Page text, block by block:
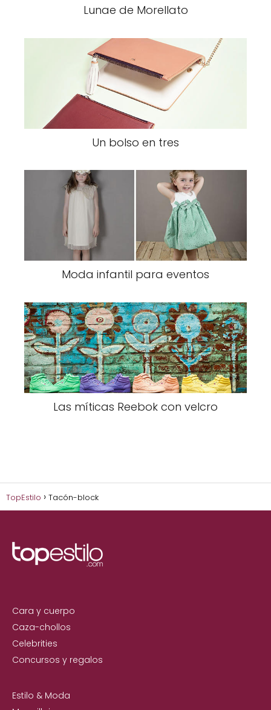
Lunae de Morellato
Un bolso en tres
Moda infantil para eventos
Las míticas Reebok con velcro
TopEstilo Tacón-block
Cara y cuerpo
Caza-chollos
Celebrities
Concursos y regalos
Estilo & Moda